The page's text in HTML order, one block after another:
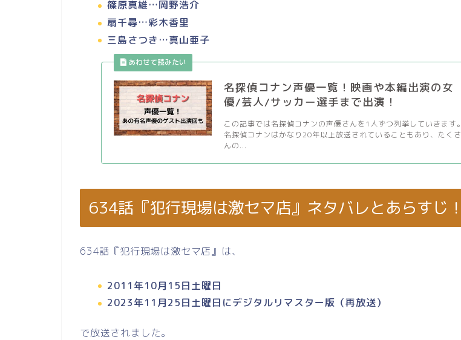
篠原真雄…岡野浩介
扇千尋…彩木香里
三島さつき…真山亜子
名探偵コナン声優一覧！映画や本編出演の女
優/芸人/サッカー選手まで出演！
この記事では名探偵コナンの声優さんを1人ずつ列挙していきます。
名探偵コナンはかなり20年以上放送されていることもあり、たくさ
んの...
634話『犯行現場は激セマ店』ネタバレとあらすじ！
634話『犯行現場は激セマ店』は、
2011年10月15日土曜日
2023年11月25日土曜日にデジタルリマスター版（再放送）
で放送されました。